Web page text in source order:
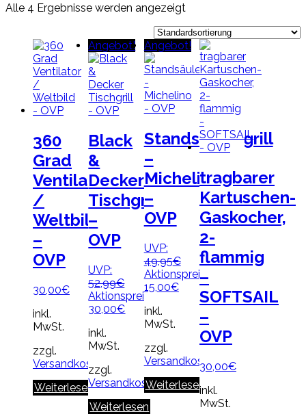
Alle 4 Ergebnisse werden angezeigt
360
Grad
Ventilator
/
Weltbild
–
OVP
30,00€
inkl.
MwSt.
zzgl.
Versandkosten
Weiterlesen
Angebot!
Black
&
Decker
Tischgrill
–
OVP
UVP:
52,99€Ursprünglicher
Preis
war:
52,99€
Aktionspreis:
30,00€Aktueller
Preis
30,00€.
inkl.
MwSt.
zzgl.
Versandkosten
Weiterlesen
Angebot!
Standsäulengrill
–
Michelino
–
OVP
UVP:
49,95€Ursprünglicher
Preis
war:
49,95€
Aktionspreis:
15,00€Aktueller
Preis
15,00€.
inkl.
MwSt.
zzgl.
Versandkosten
Weiterlesen
tragbarer
Kartuschen-
Gaskocher,
2-
flammig
–
SOFTSAIL
–
OVP
30,00€
inkl.
MwSt.